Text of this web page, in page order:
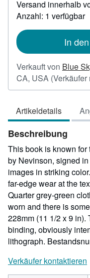
Versand innerhalb
Anzahl: 1 verfügbar
In
Verkauft von Blue
CA, USA (Verkäufer
Artikeldetails
Beschreibung
This book is known
by Nevinson, signed
images in striking
far-edge wear at the
Quarter grey-green
worn and there is
228mm (11 1/2 x 9
binding, obviously
lithograph.
Verkäufer kontaktieren